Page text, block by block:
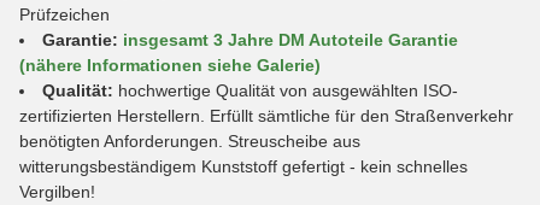
Prüfzeichen
Garantie: insgesamt 3 Jahre DM Autoteile Garantie
(nähere Informationen siehe Galerie)
Qualität: hochwertige Qualität von ausgewählten ISO-
zertifizierten Herstellern. Erfüllt sämtliche für den Straßenverkehr
benötigten Anforderungen. Streuscheibe aus
witterungsbeständigem Kunststoff gefertigt - kein schnelles
Vergilben!